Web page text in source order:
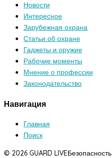
Новости
Интересное
Зарубежная охрана
Статьи об охране
Гаджеты и оружие
Рабочие моменты
Мнение о профессии
Законодательство
Навигация
Главная
Поиск
© 2026 GUARD LIVEБезопасность